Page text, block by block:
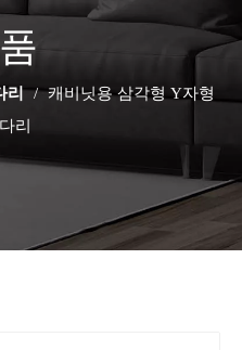
리 / 캐비닛용 삼각형 Y자형
리